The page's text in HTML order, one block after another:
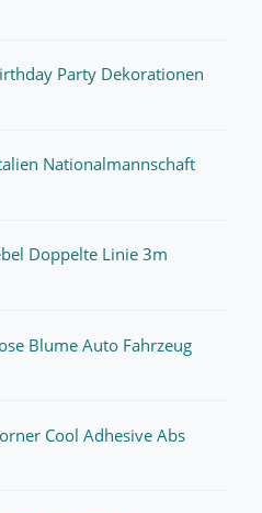
Party Dekorationen
Nationalmannschaft
Doppelte Linie 3m
Blume Auto Fahrzeug
Cool Adhesive Abs